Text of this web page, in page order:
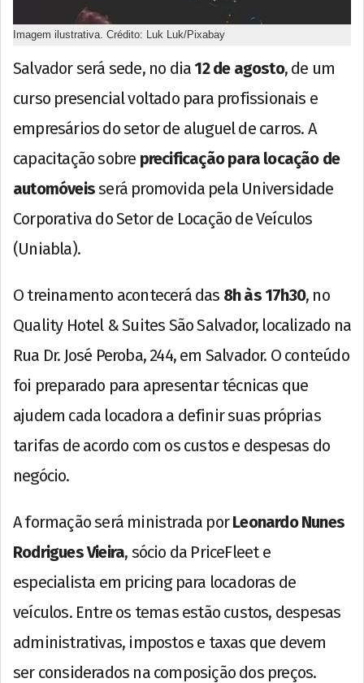
Imagem ilustrativa. Crédito: Luk Luk/Pixabay
Salvador será sede, no dia 12 de agosto, de um
curso presencial voltado para profissionais e
empresários do setor de aluguel de carros. A
capacitação sobre precificação para locação de
automóveisserá promovida pela Universidade
Corporativa do Setor de Locação de Veículos
(Uniabla).
O treinamento acontecerá das 8h às 17h30, no
Quality Hotel & Suites São Salvador, localizado na
Rua Dr. José Peroba, 244, em Salvador. O conteúdo
foi preparado para apresentar técnicas que
ajudem cada locadora a definir suas próprias
tarifas de acordo com os custos e despesas do
negócio.
A formação será ministrada porLeonardo Nunes
Rodrigues Vieira, sócio da PriceFleet e
especialista em pricing para locadoras de
veículos. Entre os temas estão custos, despesas
administrativas, impostos e taxas que devem
ser considerados na composição dos preços.